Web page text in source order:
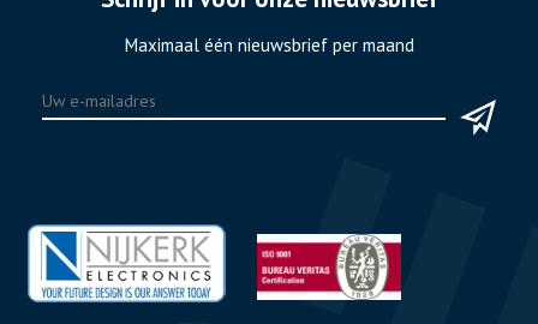
Maximaal één nieuwsbrief per maand